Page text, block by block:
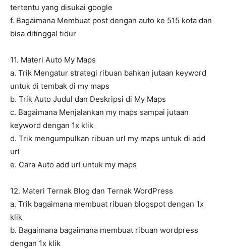
tertentu yang disukai google
f. Bagaimana Membuat post dengan auto ke 515 kota dan
bisa ditinggal tidur
11. Materi Auto My Maps
a. Trik Mengatur strategi ribuan bahkan jutaan keyword
untuk di tembak di my maps
b. Trik Auto Judul dan Deskripsi di My Maps
c. Bagaimana Menjalankan my maps sampai jutaan
keyword dengan 1x klik
d. Trik mengumpulkan ribuan url my maps untuk di add
url
e. Cara Auto add url untuk my maps
12. Materi Ternak Blog dan Ternak WordPress
a. Trik bagaimana membuat ribuan blogspot dengan 1x
klik
b. Bagaimana bagaimana membuat ribuan wordpress
dengan 1x klik